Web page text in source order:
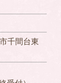
千間台東